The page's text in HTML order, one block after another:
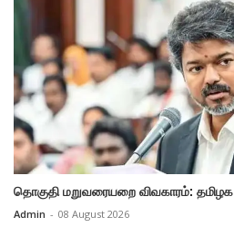
தொகுதி மறுவரையறை விவகாரம்:
Admin - 08 August 2026